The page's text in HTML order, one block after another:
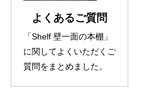
よくあるご質問
「Shelf 壁一面の本棚」
に関してよくいただくご
質問をまとめました。